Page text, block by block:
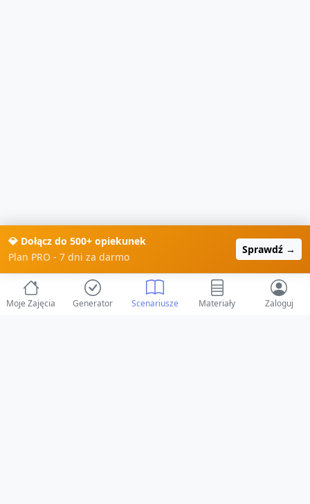
💎 Dołącz do 500+ opiekunek
Plan PRO - 7 dni za darmo
Sprawdź →
Moje Zajęcia Generator Scenariusze Materiały Zaloguj